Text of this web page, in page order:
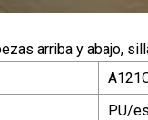
arriba y abajo,
PU/